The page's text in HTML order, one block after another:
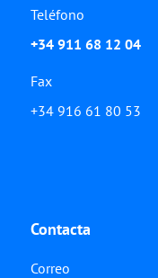
Teléfono
+34 911 68 12 04
Fax
+34 916 61 80 53
Contacta
Correo